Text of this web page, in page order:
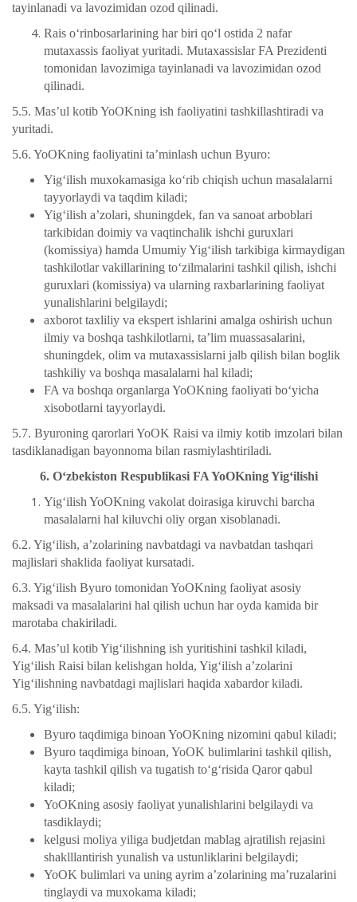
tayinlanadi va lavozimidan ozod qilinadi.
Rais o‘rinbosarlarining har biri qo‘l ostida 2 nafar
mutaxassis faoliyat yuritadi. Mutaxassislar FA Prezidenti
tomonidan lavozimiga tayinlanadi va lavozimidan ozod
qilinadi.
5.5. Mas’ul kotib YoOKning ish faoliyatini tashkillashtiradi va
yuritadi.
5.6. YoOKning faoliyatini ta’minlash uchun Byuro:
Yig‘ilish muxokamasiga ko‘rib chiqish uchun masalalarni
tayyorlaydi va taqdim kiladi;
Yig‘ilish a’zolari, shuningdek, fan va sanoat arboblari
tarkibidan doimiy va vaqtinchalik ishchi guruxlari
(komissiya) hamda Umumiy Yig‘ilish tarkibiga kirmaydigan
tashkilotlar vakillarining to‘zilmalarini tashkil qilish, ishchi
guruxlari (komissiya) va ularning raxbarlarining faoliyat
yunalishlarini belgilaydi;
axborot taxliliy va ekspert ishlarini amalga oshirish uchun
ilmiy va boshqa tashkilotlarni, ta’lim muassasalarini,
shuningdek, olim va mutaxassislarni jalb qilish bilan boglik
tashkiliy va boshqa masalalarni hal kiladi;
FA va boshqa organlarga YoOKning faoliyati bo‘yicha
xisobotlarni tayyorlaydi.
5.7. Byuroning qarorlari YoOK Raisi va ilmiy kotib imzolari bilan
tasdiklanadigan bayonnoma bilan rasmiylashtiriladi.
6. O‘zbekiston Respublikasi FA YoOKning Yig‘ilishi
Yig‘ilish YoOKning vakolat doirasiga kiruvchi barcha
masalalarni hal kiluvchi oliy organ xisoblanadi.
6.2. Yig‘ilish, a’zolarining navbatdagi va navbatdan tashqari
majlislari shaklida faoliyat kursatadi.
6.3. Yig‘ilish Byuro tomonidan YoOKning faoliyat asosiy
maksadi va masalalarini hal qilish uchun har oyda kamida bir
marotaba chakiriladi.
6.4. Mas’ul kotib Yig‘ilishning ish yuritishini tashkil kiladi,
Yig‘ilish Raisi bilan kelishgan holda, Yig‘ilish a’zolarini
Yig‘ilishning navbatdagi majlislari haqida xabardor kiladi.
6.5. Yig‘ilish:
Byuro taqdimiga binoan YoOKning nizomini qabul kiladi;
Byuro taqdimiga binoan, YoOK bulimlarini tashkil qilish,
kayta tashkil qilish va tugatish to‘g‘risida Qaror qabul
kiladi;
YoOKning asosiy faoliyat yunalishlarini belgilaydi va
tasdiklaydi;
kelgusi moliya yiliga budjetdan mablag ajratilish rejasini
shaklllantirish yunalish va ustunliklarini belgilaydi;
YoOK bulimlari va uning ayrim a’zolarining ma’ruzalarini
tinglaydi va muxokama kiladi;